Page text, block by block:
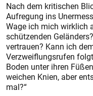
Nach dem kritischen
Aufregung ins
Wage ich mich wirklich
schützenden
vertrauen? Kann ich
Verzweiflungsrufen
Boden unter ihren
weichen Knien, aber
mal?“